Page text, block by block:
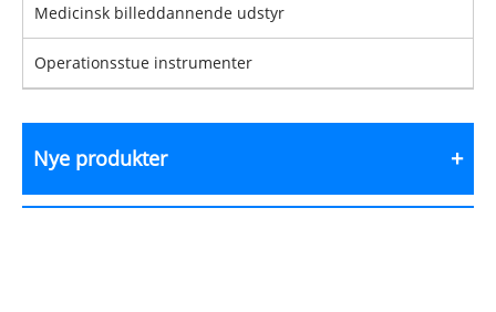
Medicinsk billeddannende udstyr
Operationsstue instrumenter
Nye produkter